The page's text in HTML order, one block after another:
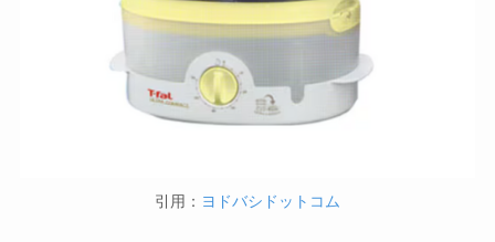
引用： ヨドバシドットコム